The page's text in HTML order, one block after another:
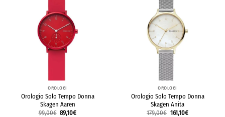
OROLOGI
Orologio Solo Tempo Donna
Skagen Aaren
99,00€ 89,10€
OROLOGI
Orologio Solo Tempo Donna
Skagen Anita
179,00€ 161,10€